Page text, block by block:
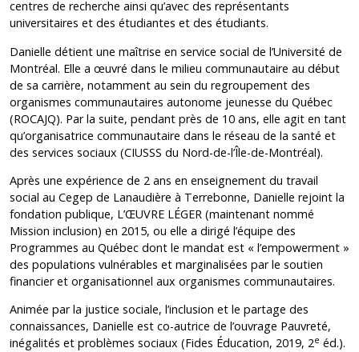
centres de recherche ainsi qu’avec des représentants
universitaires et des étudiantes et des étudiants.
Danielle détient une maîtrise en service social de l’Université de
Montréal. Elle a œuvré dans le milieu communautaire au début
de sa carrière, notamment au sein du regroupement des
organismes communautaires autonome jeunesse du Québec
(ROCAJQ). Par la suite, pendant près de 10 ans, elle agit en tant
qu’organisatrice communautaire dans le réseau de la santé et
des services sociaux (CIUSSS du Nord-de-l’Île-de-Montréal).
Après une expérience de 2 ans en enseignement du travail
social au Cegep de Lanaudière à Terrebonne, Danielle rejoint la
fondation publique, L’ŒUVRE LÉGER (maintenant nommé
Mission inclusion) en 2015, ou elle a dirigé l’équipe des
Programmes au Québec dont le mandat est « l’empowerment »
des populations vulnérables et marginalisées par le soutien
financier et organisationnel aux organismes communautaires.
Animée par la justice sociale, l’inclusion et le partage des
connaissances, Danielle est co-autrice de l’ouvrage Pauvreté,
inégalités et problèmes sociaux (Fides Éducation, 2019, 2e éd.).